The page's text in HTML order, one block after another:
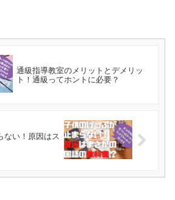
通級指導教室のメリットとデメリッ
ト！通級ってホントに必要？
ない！原因はス